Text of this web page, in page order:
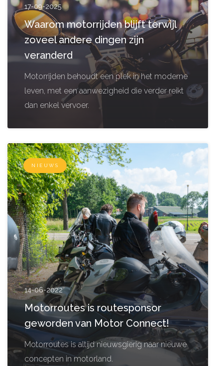
17-09-2025
Waarom motorrijden blijft terwijl
zoveel andere dingen zijn
veranderd
Motorrijden behoudt een plek in het moderne
leven, met een aanwezigheid die verder reikt
dan enkel vervoer.
NIEUWS
14-06-2022
Motorroutes is routesponsor
geworden van Motor Connect!
Motorroutes is altijd nieuwsgierig naar nieuwe
concepten in motorland.